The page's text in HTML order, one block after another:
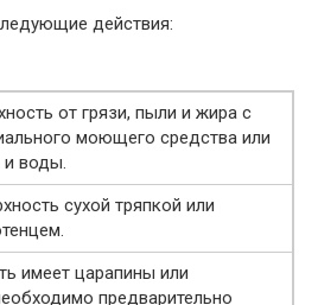
действия:
от грязи, пыли и жира с
моющего средства или
воды.
сухой тряпкой или
имеет царапины или
предварительно